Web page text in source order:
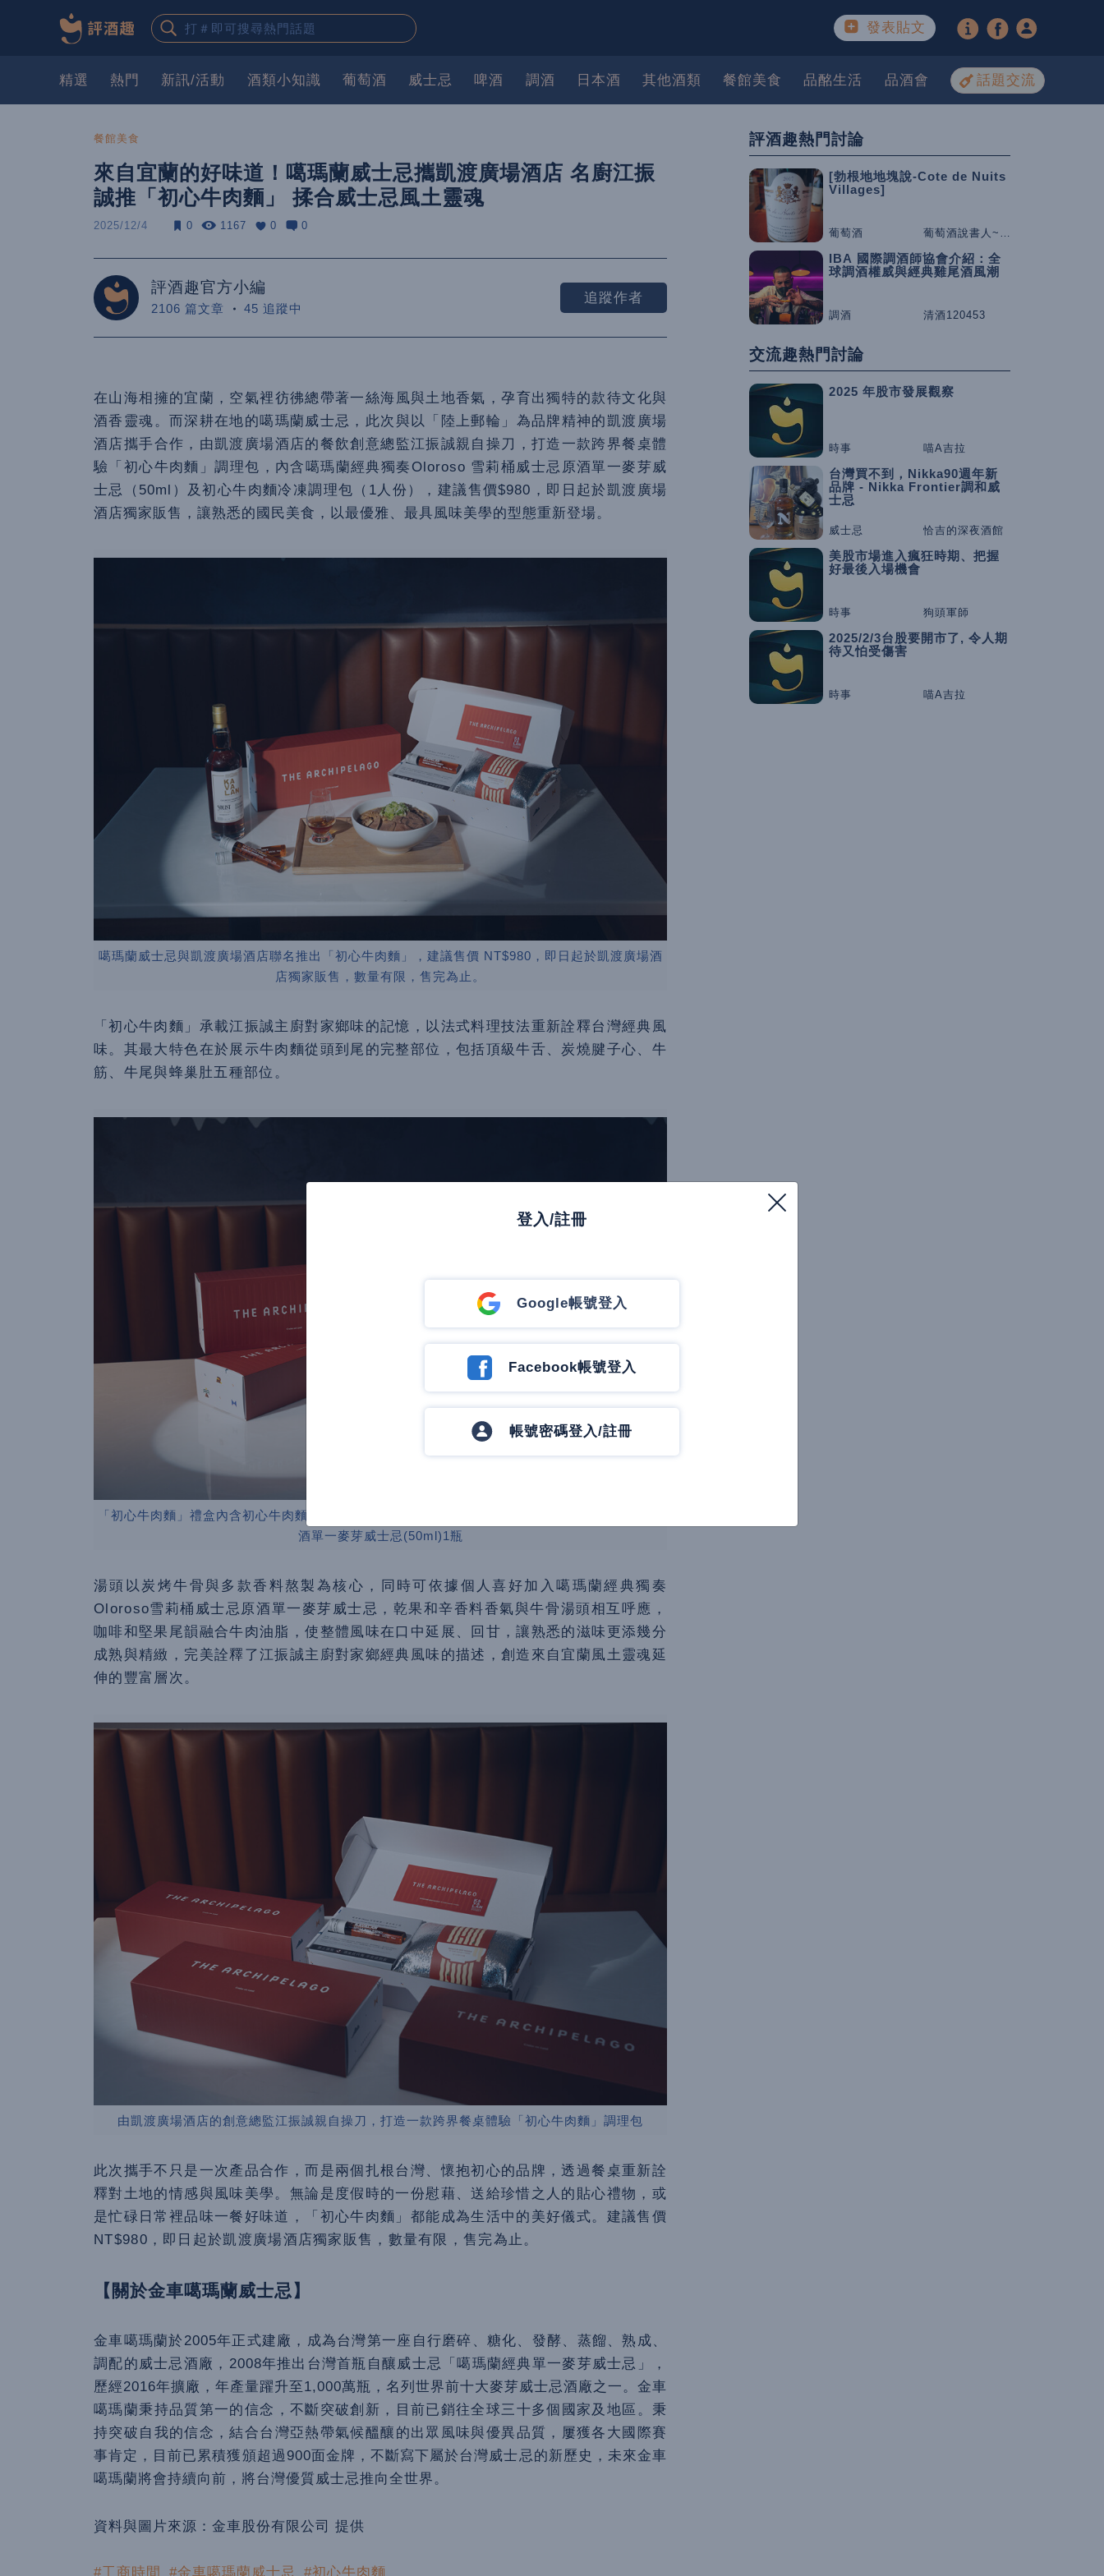
發表貼文
精選 熱門 新訊/活動 酒類小知識 葡萄酒 威士忌 啤酒 調酒 日本酒 其他酒類 餐館美食 品酩生活 品酒會 話題交流
餐館美食
來自宜蘭的好味道！噶瑪蘭威士忌攜凱渡廣場酒店 名廚江振
誠推「初心牛肉麵」 揉合威士忌風土靈魂
2025/12/4 0 1167 0 0
評酒趣官方小編
2106 篇文章 45 追蹤中
追蹤作者
在山海相擁的宜蘭，空氣裡彷彿總帶著一絲海風與土地香氣，孕育出獨特的款待文化與
酒香靈魂。而深耕在地的噶瑪蘭威士忌，此次與以「陸上郵輪」為品牌精神的凱渡廣場
酒店攜手合作，由凱渡廣場酒店的餐飲創意總監江振誠親自操刀，打造一款跨界餐桌體
驗「初心牛肉麵」調理包，內含噶瑪蘭經典獨奏Oloroso 雪莉桶威士忌原酒單一麥芽威
士忌（50ml）及初心牛肉麵冷凍調理包（1人份），建議售價$980，即日起於凱渡廣場
酒店獨家販售，讓熟悉的國民美食，以最優雅、最具風味美學的型態重新登場。
噶瑪蘭威士忌與凱渡廣場酒店聯名推出「初心牛肉麵」，建議售價 NT$980，即日起於凱渡廣場酒
店獨家販售，數量有限，售完為止。
「初心牛肉麵」承載江振誠主廚對家鄉味的記憶，以法式料理技法重新詮釋台灣經典風
味。其最大特色在於展示牛肉麵從頭到尾的完整部位，包括頂級牛舌、炭燒腱子心、牛
筋、牛尾與蜂巢肚五種部位。
「初心牛肉麵」禮盒內含初心牛肉麵冷凍調理包(1人份)及噶瑪蘭經典獨奏Oloroso雪莉桶威士忌原
酒單一麥芽威士忌(50ml)1瓶
湯頭以炭烤牛骨與多款香料熬製為核心，同時可依據個人喜好加入噶瑪蘭經典獨奏
Oloroso雪莉桶威士忌原酒單一麥芽威士忌，乾果和辛香料香氣與牛骨湯頭相互呼應，
咖啡和堅果尾韻融合牛肉油脂，使整體風味在口中延展、回甘，讓熟悉的滋味更添幾分
成熟與精緻，完美詮釋了江振誠主廚對家鄉經典風味的描述，創造來自宜蘭風土靈魂延
伸的豐富層次。
由凱渡廣場酒店的創意總監江振誠親自操刀，打造一款跨界餐桌體驗「初心牛肉麵」調理包
此次攜手不只是一次產品合作，而是兩個扎根台灣、懷抱初心的品牌，透過餐桌重新詮
釋對土地的情感與風味美學。無論是度假時的一份慰藉、送給珍惜之人的貼心禮物，或
是忙碌日常裡品味一餐好味道，「初心牛肉麵」都能成為生活中的美好儀式。建議售價
NT$980，即日起於凱渡廣場酒店獨家販售，數量有限，售完為止。
【關於金車噶瑪蘭威士忌】
金車噶瑪蘭於2005年正式建廠，成為台灣第一座自行磨碎、糖化、發酵、蒸餾、熟成、
調配的威士忌酒廠，2008年推出台灣首瓶自釀威士忌「噶瑪蘭經典單一麥芽威士忌」，
歷經2016年擴廠，年產量躍升至1,000萬瓶，名列世界前十大麥芽威士忌酒廠之一。金車
噶瑪蘭秉持品質第一的信念，不斷突破創新，目前已銷往全球三十多個國家及地區。秉
持突破自我的信念，結合台灣亞熱帶氣候醞釀的出眾風味與優異品質，屢獲各大國際賽
事肯定，目前已累積獲頒超過900面金牌，不斷寫下屬於台灣威士忌的新歷史，未來金車
噶瑪蘭將會持續向前，將台灣優質威士忌推向全世界。
資料與圖片來源：金車股份有限公司 提供
#工商時間 #金車噶瑪蘭威士忌 #初心牛肉麵
評酒趣熱門討論
[勃根地地塊說-Cote de Nuits
Villages]
葡萄酒 葡萄酒說書人~咕嚕桑
IBA 國際調酒師協會介紹：全
球調酒權威與經典雞尾酒風潮
調酒 清酒120453
交流趣熱門討論
2025 年股市發展觀察
時事 喵A吉拉
台灣買不到，Nikka90週年新
品牌 - Nikka Frontier調和威
士忌
威士忌 恰吉的深夜酒館
美股市場進入瘋狂時期、把握
好最後入場機會
時事 狗頭軍師
2025/2/3台股要開市了, 令人期
待又怕受傷害
時事 喵A吉拉
登入/註冊
Google帳號登入
Facebook帳號登入
帳號密碼登入/註冊